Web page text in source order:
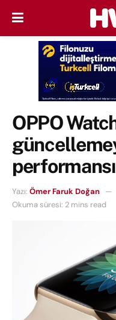
OPPO
Yazı: Ömer Faruk Doğan
Okuma süresi: 2 mins read